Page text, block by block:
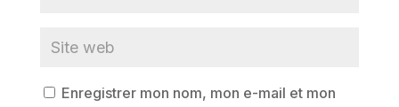
Enregistrer mon nom, mon e-mail et mon